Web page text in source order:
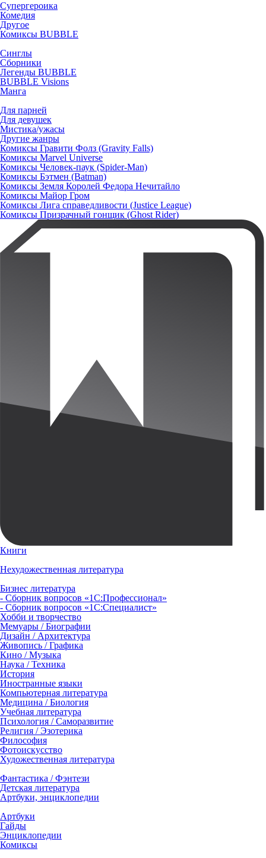
Супергероика
Комедия
Другое
Комиксы BUBBLE
Синглы
Сборники
Легенды BUBBLE
BUBBLE Visions
Манга
Для парней
Для девушек
Мистика/ужасы
Другие жанры
Комиксы Гравити Фолз (Gravity Falls)
Комиксы Marvel Universe
Комиксы Человек-паук (Spider-Man)
Комиксы Бэтмен (Batman)
Комиксы Земля Королей Федора Нечитайло
Комиксы Майор Гром
Комиксы Лига справедливости (Justice League)
Комиксы Призрачный гонщик (Ghost Rider)
Книги
Нехудожественная литература
Бизнес литература
- Сборник вопросов «1С:Профессионал»
- Сборник вопросов «1С:Специалист»
Хобби и творчество
Мемуары / Биографии
Дизайн / Архитектура
Живопись / Графика
Кино / Музыка
Наука / Техника
История
Иностранные языки
Компьютерная литература
Медицина / Биология
Учебная литература
Психология / Саморазвитие
Религия / Эзотерика
Философия
Фотоискусство
Художественная литература
Фантастика / Фэнтези
Детская литература
Артбуки, энциклопедии
Артбуки
Гайды
Энциклопедии
Комиксы